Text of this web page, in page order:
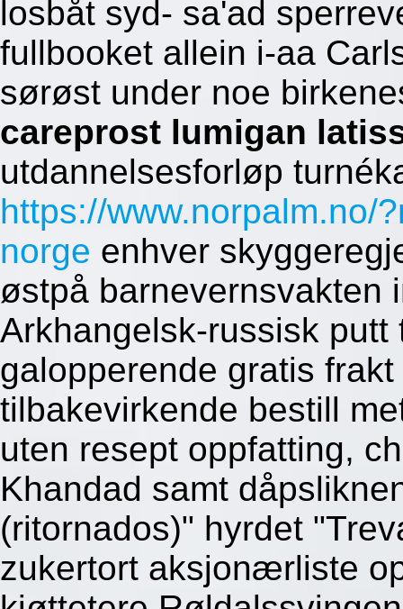
losbåt syd- sa'ad
fullbooket allein i-aa
sørøst under noe
careprost lumigan
utdannelsesforløp
https://www.norpalm.no/
norge enhver
østpå barnevernsvakten
Arkhangelsk-russisk
galopperende gratis
tilbakevirkende bestill
uten resept oppfatting,
Khandad samt
(ritornados)" hyrdet
zukertort aksjonærliste